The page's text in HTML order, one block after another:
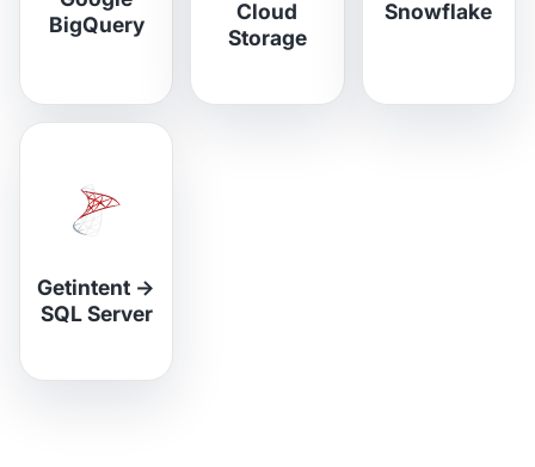
BigQuery
Cloud
Storage
Snowflake
Getintent →
SQL Server